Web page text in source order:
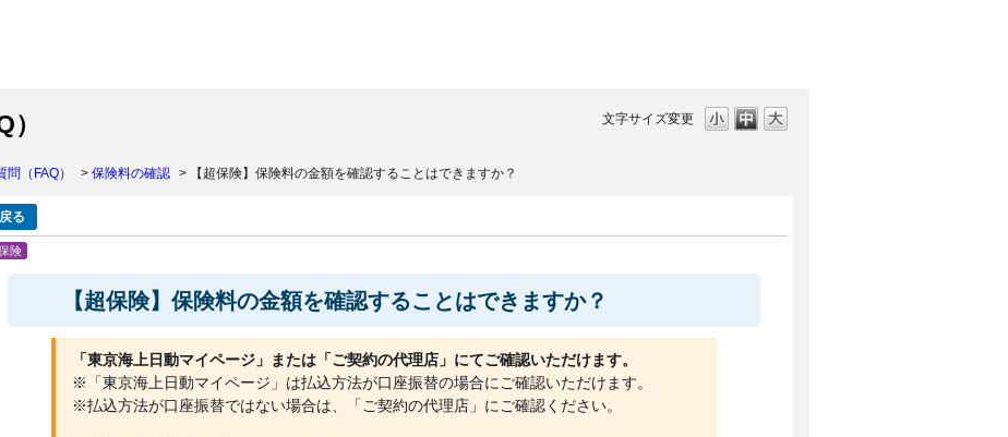
文字サイズ変更
（FAQ） > 保険料の確認 > 【超保険】保険料の金額を確認することはできますか？
戻る
険
【超保険】保険料の金額を確認することはできますか？
「東京海上日動マイページ」または「ご契約の代理店」にてご確認いただけます。
※「東京海上日動マイページ」は払込方法が口座振替の場合にご確認いただけます。
※払込方法が口座振替ではない場合は、「ご契約の代理店」にご確認ください。